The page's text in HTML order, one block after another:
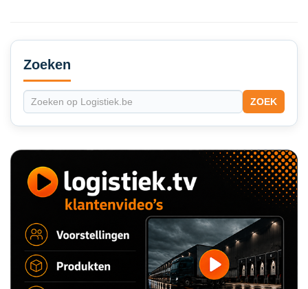
Secondary
Sidebar
Zoeken
ZOEK